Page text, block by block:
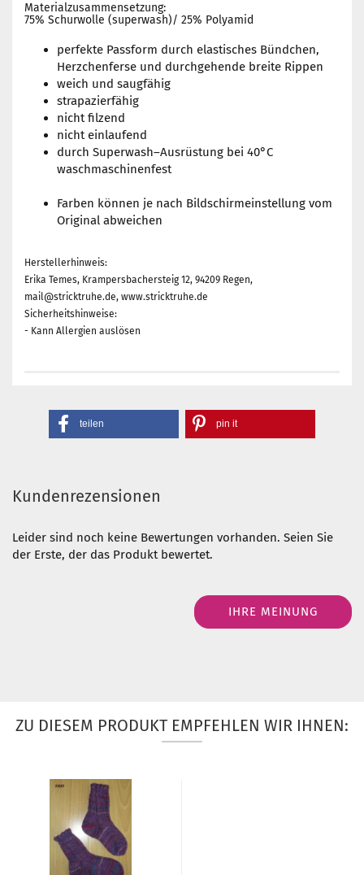
Materialzusammensetzung:
75% Schurwolle (superwash)/ 25% Polyamid
perfekte Passform durch elastisches Bündchen,
Herzchenferse und durchgehende breite Rippen
weich und saugfähig
strapazierfähig
nicht filzend
nicht einlaufend
durch Superwash–Ausrüstung bei 40°C
waschmaschinenfest
Farben können je nach Bildschirmeinstellung vom
Original abweichen
Herstellerhinweis:
Erika Temes, Krampersbachersteig 12, 94209 Regen,
mail@stricktruhe.de, www.stricktruhe.de
Sicherheitshinweise:
- Kann Allergien auslösen
teilen pin it
Kundenrezensionen
Leider sind noch keine Bewertungen vorhanden. Seien Sie
der Erste, der das Produkt bewertet.
IHRE MEINUNG
ZU DIESEM PRODUKT EMPFEHLEN WIR IHNEN: